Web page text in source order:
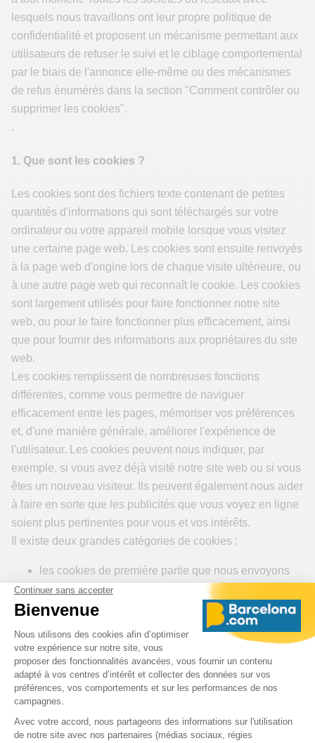
lesquels nous travaillons ont leur propre politique de
confidentialité et proposent un mécanisme permettant aux
utilisateurs de refuser le suivi et le ciblage comportemental
par le biais de l'annonce elle-même ou des mécanismes
de refus énumérés dans la section "Comment contrôler ou
supprimer les cookies".
.
1. Que sont les cookies ?
Les cookies sont des fichiers texte contenant de petites
quantités d'informations qui sont téléchargés sur votre
ordinateur ou votre appareil mobile lorsque vous visitez
une certaine page web. Les cookies sont ensuite renvoyés
à la page web d'origine lors de chaque visite ultérieure, ou
à une autre page web qui reconnaît le cookie. Les cookies
sont largement utilisés pour faire fonctionner notre site
web, ou pour le faire fonctionner plus efficacement, ainsi
que pour fournir des informations aux propriétaires du site
web.
Les cookies remplissent de nombreuses fonctions
différentes, comme vous permettre de naviguer
efficacement entre les pages, mémoriser vos préférences
et, d'une manière générale, améliorer l'expérience de
l'utilisateur. Les cookies peuvent nous indiquer, par
exemple, si vous avez déjà visité notre site web ou si vous
êtes un nouveau visiteur. Ils peuvent également nous aider
à faire en sorte que les publicités que vous voyez en ligne
soient plus pertinentes pour vous et vos intérêts.
Il existe deux grandes catégories de cookies :
les cookies de première partie que nous envoyons
directement à votre ordinateur ou à votre appareil
mobile
les cookies de tiers, qui sont utilisés par un tiers en
notre nom. Nous pouvons utiliser des cookies de
tiers à des fins de fonctionnalité, de
performance/analyse, de publicité/suivi et de médias
sociaux.